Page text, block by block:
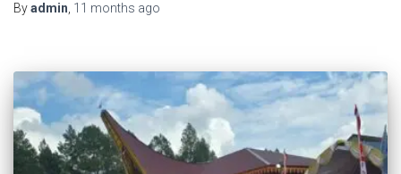
Byadmin 11 months ago